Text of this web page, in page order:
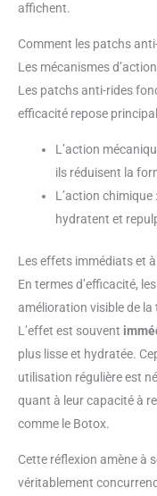
affichent.
Comment les patchs
Les mécanismes d’action
Les patchs anti-rides
efficacité repose
L’action
ils réduisent la
L’action
hydratent et
Les effets immédiats et
En termes d’efficacité,
amélioration visible de
L’effet est souvent
plus lisse et hydratée.
utilisation régulière est
quant à leur capacité à
comme le Botox.
Cette réflexion amène à
véritablement